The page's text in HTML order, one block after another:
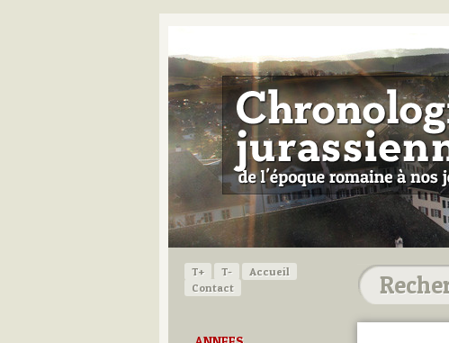
T+ T-
Accueil
Contact